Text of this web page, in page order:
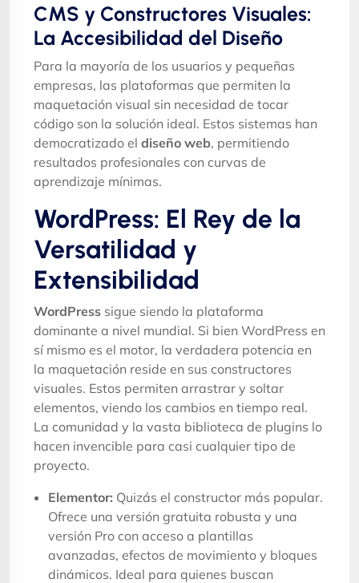
CMS y Constructores Visuales:
La Accesibilidad del Diseño
Para la mayoría de los usuarios y pequeñas
empresas, las plataformas que permiten la
maquetación visual sin necesidad de tocar
código son la solución ideal. Estos sistemas han
democratizado el diseño web, permitiendo
resultados profesionales con curvas de
aprendizaje mínimas.
WordPress: El Rey de la
Versatilidad y
Extensibilidad
WordPress sigue siendo la plataforma
dominante a nivel mundial. Si bien WordPress en
sí mismo es el motor, la verdadera potencia en
la maquetación reside en sus constructores
visuales. Estos permiten arrastrar y soltar
elementos, viendo los cambios en tiempo real.
La comunidad y la vasta biblioteca de plugins lo
hacen invencible para casi cualquier tipo de
proyecto.
Elementor: Quizás el constructor más popular.
Ofrece una versión gratuita robusta y una
versión Pro con acceso a plantillas
avanzadas, efectos de movimiento y bloques
dinámicos. Ideal para quienes buscan